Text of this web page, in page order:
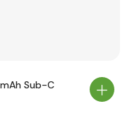
Sub-C